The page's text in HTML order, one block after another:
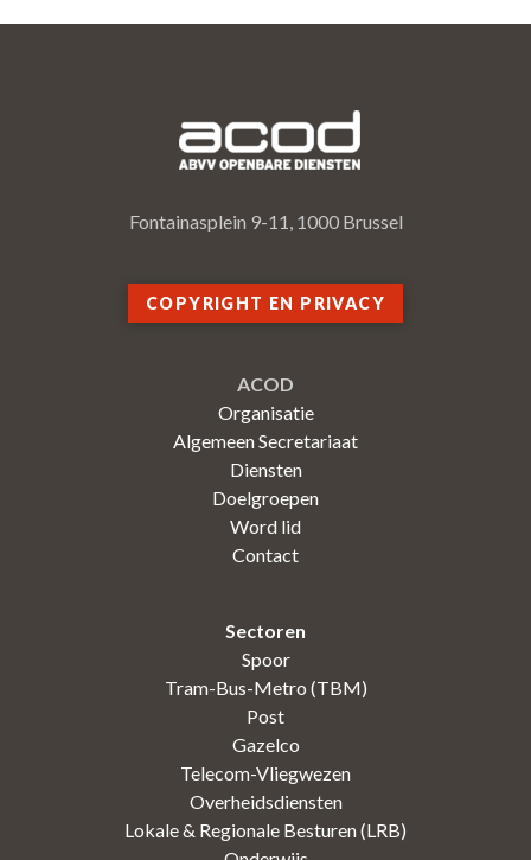
Fontainasplein 9-11, 1000 Brussel
COPYRIGHT EN PRIVACY
ACOD
Organisatie
Algemeen Secretariaat
Diensten
Doelgroepen
Word lid
Contact
Sectoren
Spoor
Tram-Bus-Metro (TBM)
Post
Gazelco
Telecom-Vliegwezen
Overheidsdiensten
Lokale & Regionale Besturen (LRB)